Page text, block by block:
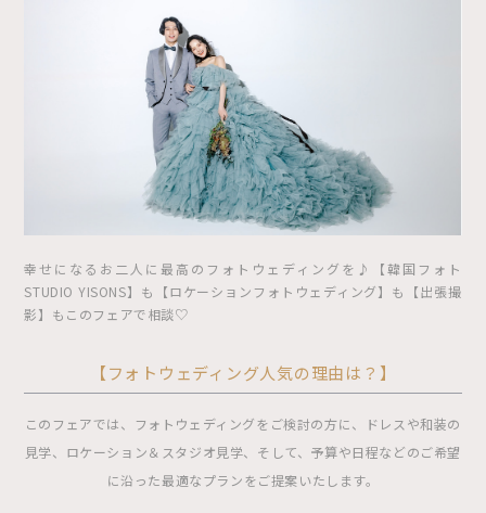
幸せになるお二人に最高のフォトウェディングを♪【韓国フォト
STUDIO YISONS】も【ロケーションフォトウェディング】も【出張撮
影】もこのフェアで相談♡
【フォトウェディング人気の理由は？】
このフェアでは、フォトウェディングをご検討の方に、ドレスや和装の
見学、ロケーション＆スタジオ見学、そして、予算や日程などのご希望
に沿った最適なプランをご提案いたします。